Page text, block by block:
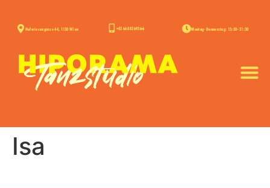
Hofwiesengasse 44, 1130 Wien +43 668 826936-6 Montag - Donnerstag: 15:00 - 21:30
Isa